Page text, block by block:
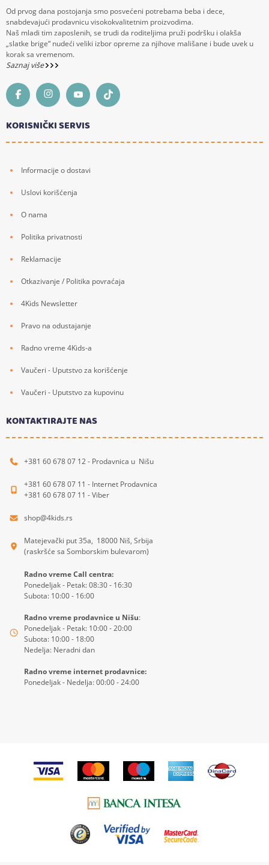
Od prvog dana postojanja smo posvećeni potrebama beba i dece,
snabdevajući prodavnicu visokokvalitetnim proizvodima.
Naš mladi tim zaposlenih, se trudi da roditeljima pruži podršku i olakša
„slatke brige“ nudeći veliki izbor opreme za njihove mališane i bude uvek u
korak sa vremenom.
Saznaj više
KORISNIČKI SERVIS
Informacije o dostavi
Uslovi korišćenja
O nama
Politika privatnosti
Reklamacije
Otkazivanje / Politika povraćaja
4Kids Newsletter
Pravo na odustajanje
Radno vreme 4Kids-a
Vaučeri - Uputstvo za korišćenje
Vaučeri - Uputstvo za kupovinu
KONTAKTIRAJTE NAS
+381 60 678 07 12 - Prodavnica u Nišu
+381 60 678 07 11 - Internet Prodavnica
+381 60 678 07 11 - Viber
shop@4kids.rs
Matejevački put 35a, 18000 Niš, Srbija
(raskršće sa Somborskim bulevarom)
Radno vreme Call centra:
Ponedeljak - Petak: 08:30 - 16:30
Subota: 10:00 - 16:00
Radno vreme prodavnice u Nišu:
Ponedeljak - Petak: 10:00 - 20:00
Subota: 10:00 - 18:00
Nedelja: Neradni dan
Radno vreme internet prodavnice:
Ponedeljak - Nedelja: 00:00 - 24:00